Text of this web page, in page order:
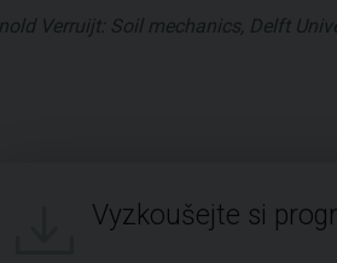
Verruijt: Soil mechanics, Delft
Vyzkoušejte si